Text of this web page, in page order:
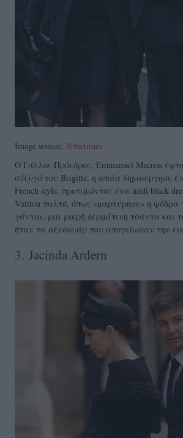
Image source: @thetimes
Ο Γάλλος Πρόεδρος, Emmanuel Macron
σύζυγό του Brigitte, η οποία δημιούργησε
French style, προτιμώντας ένα midi black
Vuitton παλτό, όπως «μαρτύρησε» η φόδρα
γάντια, μια μικρή δερμάτινη τσάντα και
ήταν τα αξεσουάρ που απογείωσαν την
3. Jacinda Ardern